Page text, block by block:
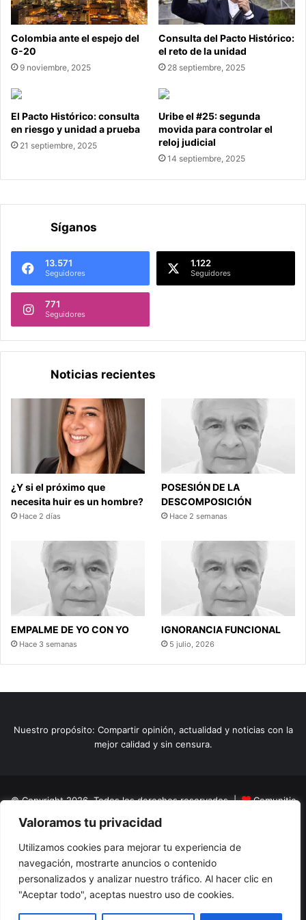
Valoramos tu privacidad
Utilizamos cookies para mejorar tu experiencia de
navegación, mostrarte anuncios o contenido
personalizados y analizar nuestro tráfico. Al hacer clic en
"Aceptar todo", aceptas nuestro uso de cookies.
Colombia ante el espejo del
G-20
9 noviembre, 2025
Consulta del Pacto Histórico:
el reto de la unidad
28 septiembre, 2025
El Pacto Histórico: consulta
en riesgo y unidad a prueba
21 septiembre, 2025
Uribe el #25: segunda
movida para controlar el
reloj judicial
14 septiembre, 2025
Síganos
13.571
Seguidores
1.122
Seguidores
771
Seguidores
Noticias recientes
¿Y si el próximo que
necesita huir es un hombre?
Hace 2 días
POSESIÓN DE LA
DESCOMPOSICIÓN
Hace 2 semanas
EMPALME DE YO CON YO
Hace 3 semanas
IGNORANCIA FUNCIONAL
5 julio, 2026
Nuestro propósito: Compartir opinión, actualidad y noticias con la
mejor calidad y sin censura.
© Copyright 2026, Todos los derechos reservados |
Comunitic
SAS BICNit 901228106
Home
Actualidad Variedades Opinion Turismo
El Tinteadero
Caricaturas Reportajes
FacebookYouTubeInstagram